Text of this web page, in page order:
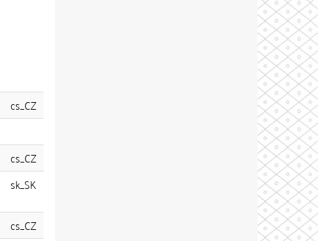
cs_CZ
cs_CZ
sk_SK
cs_CZ